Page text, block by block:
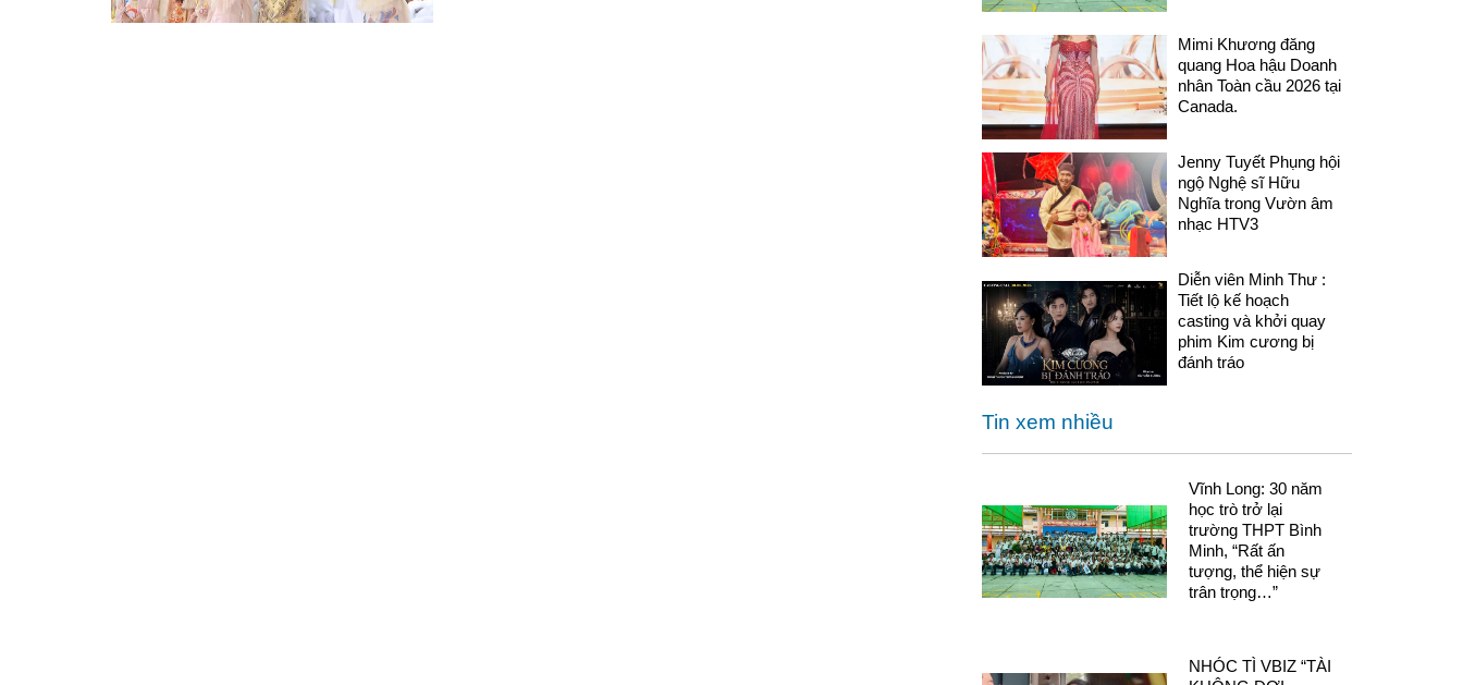
Mimi Khương đăng
quang Hoa hậu Doanh
nhân Toàn cầu 2026 tại
Canada.
Jenny Tuyết Phụng hội
ngộ Nghệ sĩ Hữu
Nghĩa trong Vườn âm
nhạc HTV3
Diễn viên Minh Thư :
Tiết lộ kế hoạch
casting và khởi quay
phim Kim cương bị
đánh tráo
Tin xem nhiều
Vĩnh Long: 30 năm
học trò trở lại
trường THPT Bình
Minh, “Rất ấn
tượng, thể hiện sự
trân trọng…”
NHÓC TÌ VBIZ “TÀI